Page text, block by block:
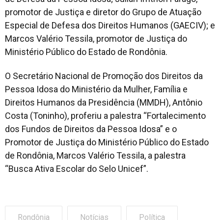
promotor de Justiça e diretor do Grupo de Atuação
Especial de Defesa dos Direitos Humanos (GAECIV); e
Marcos Valério Tessila, promotor de Justiça do
Ministério Público do Estado de Rondônia.
O Secretário Nacional de Promoção dos Direitos da
Pessoa Idosa do Ministério da Mulher, Família e
Direitos Humanos da Presidência (MMDH), Antônio
Costa (Toninho), proferiu a palestra “Fortalecimento
dos Fundos de Direitos da Pessoa Idosa” e o
Promotor de Justiça do Ministério Público do Estado
de Rondônia, Marcos Valério Tessila, a palestra
“Busca Ativa Escolar do Selo Unicef”.
Rondônia Notícias Política